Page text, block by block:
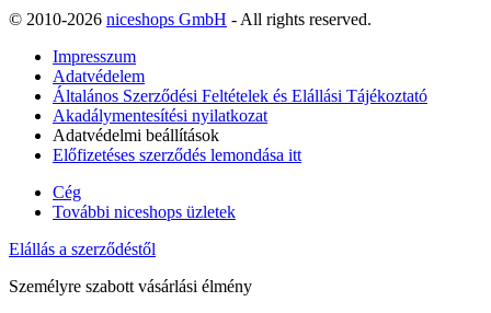
© 2010-2026 niceshops GmbH - All rights reserved.
Impresszum
Adatvédelem
Általános Szerződési Feltételek és Elállási Tájékoztató
Akadálymentesítési nyilatkozat
Adatvédelmi beállítások
Előfizetéses szerződés lemondása itt
Cég
További niceshops üzletek
Elállás a szerződéstől
Személyre szabott vásárlási élmény